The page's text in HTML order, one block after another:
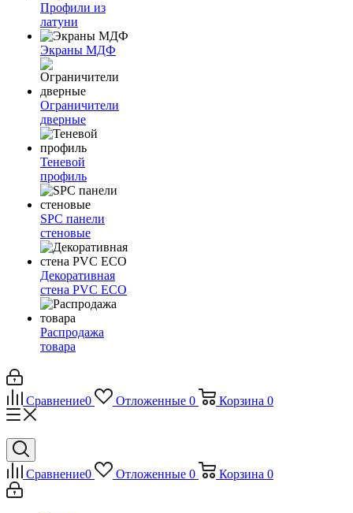
Профили из
латуни
Экраны МДФ
Ограничители
дверные
Теневой
профиль
SPC панели
стеновые
Декоративная
стена PVC ECO
Распродажа
товара
Сравнение0 Отложенные 0 Корзина 0
Сравнение0 Отложенные 0 Корзина 0